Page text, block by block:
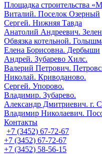
Площадка строительства
Виталий. Поселок Озерный
Сергей. Нижняя Тавда
Анатолий Андреевич.
Обвязка котельной.
Елена Борисовна. Дербыши
Андрей. Зубарево Хилс.
Валерий Петрович.
Николай. Криводаново.
Сергей. Упорово.
Владимир. Зубарево.
Александр Дмитриевич. г.
Владимир Николаевич.
Контакты
+7 (3452) 67-72-67
+7 (3452) 67-72-67
+7 (3452) 58-56-15